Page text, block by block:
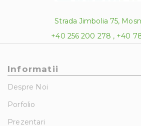
Strada Jimbolia 75,
+40 256 200 278 , +40
Informatii
Despre Noi
Porfolio
Prezentari